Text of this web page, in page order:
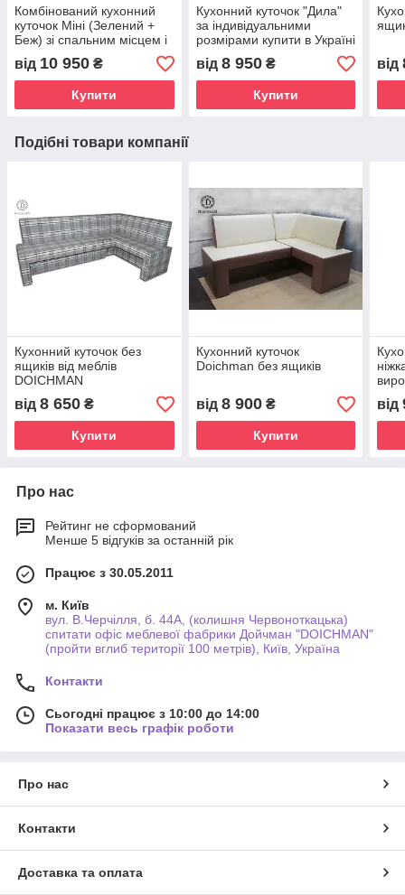
Комбінований кухонний
куточок Міні (Зелений +
Беж) зі спальним місцем і
нішею
від 10 950 ₴
Купити
Кухонний куточок "Дила"
за індивідуальними
розмірами купити в Україні
від 8 950₴
Купити
від
Подібні товари компанії
Кухонний куточок без
ящиків від меблів
DOICHMAN
від 8 650 ₴
Купити
Кухонний куточок
Doichman без ящиків
від 8 900₴
Купити
від
Про нас
Рейтинг не сформований
Менше 5 відгуків за останній рік
Працює з 30.05.2011
м. Київ
вул. В.Черчілля, б. 44А, (колишня Червоноткацька)
спитати офіс меблевої фабрики Дойчман "DOICHMAN"
(пройти вглиб території 100 метрів), Київ, Україна
Контакти
Сьогодні працює з 10:00 до 14:00
Показати весь графік роботи
Про нас
Контакти
Доставка та оплата